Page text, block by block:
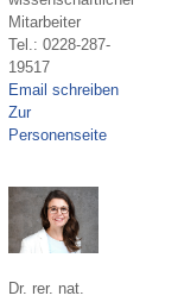
Mitarbeiter
Tel.: 0228-287-
19517
Email schreiben
Zur
Personenseite
Dr. rer. nat.